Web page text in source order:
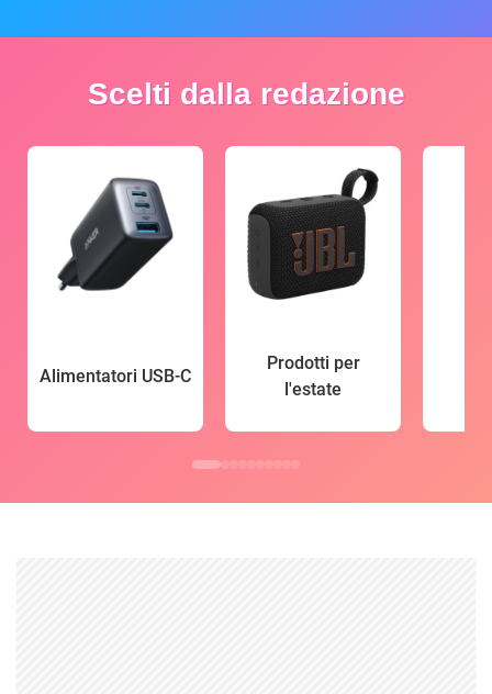
Scelti dalla redazione
Alimentatori USB-C
Prodotti per
l'estate